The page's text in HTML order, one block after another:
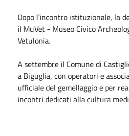
Dopo l’incontro istituzionale, la
il MuVet - Museo Civico
Vetulonia.
A settembre il Comune di
a Biguglia, con operatori e
ufficiale del gemellaggio e per
incontri dedicati alla cultura